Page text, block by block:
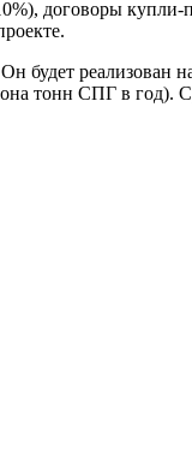
договоры
реализован на
тонн СПГ в год).